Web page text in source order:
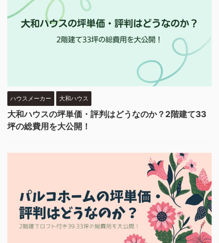
ハウスメーカー 大和ハウス
大和ハウスの坪単価・評判はどうなのか？2階建て33
坪の総費用を大公開！